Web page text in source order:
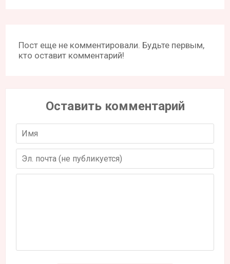
Пост еще не комментировали. Будьте первым,
кто оставит комментарий!
Оставить комментарий